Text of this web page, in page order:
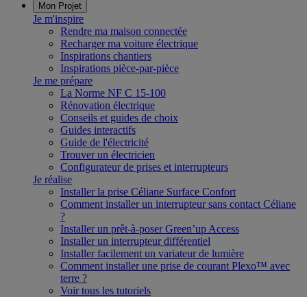
Mon Projet
Je m'inspire
Rendre ma maison connectée
Recharger ma voiture électrique
Inspirations chantiers
Inspirations pièce-par-pièce
Je me prépare
La Norme NF C 15-100
Rénovation électrique
Conseils et guides de choix
Guides interactifs
Guide de l'électricité
Trouver un électricien
Configurateur de prises et interrupteurs
Je réalise
Installer la prise Céliane Surface Confort
Comment installer un interrupteur sans contact Céliane
?
Installer un prêt-à-poser Green’up Access
Installer un interrupteur différentiel
Installer facilement un variateur de lumière
Comment installer une prise de courant Plexo™ avec
terre ?
Voir tous les tutoriels